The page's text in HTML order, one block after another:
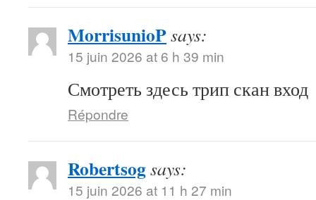
MorrisunioPsays:
15 juin 2026 at 6 h 39 min
Смотреть здесь трип скан вход
Répondre
Robertsogsays:
15 juin 2026 at 11 h 27 min